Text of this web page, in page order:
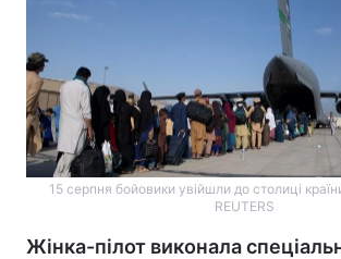
15 серпня бойовики увійшли до столиці
REUTERS
Жінка-пілот виконала